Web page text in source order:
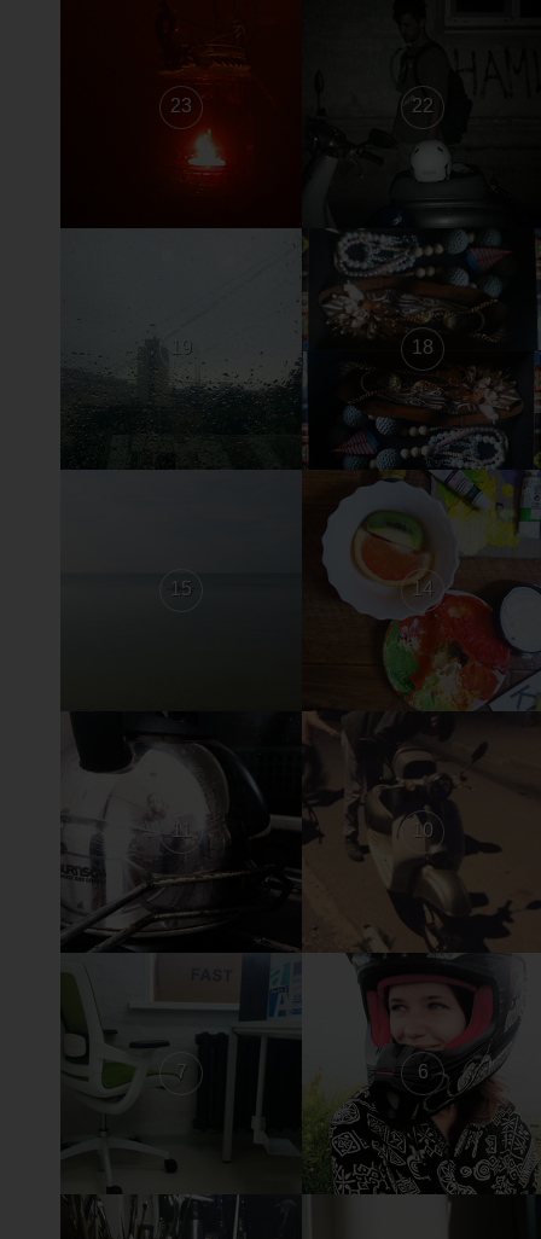
23 22
19 18
15 14
11 10
7 6